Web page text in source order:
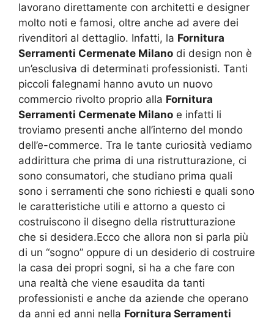
lavorano direttamente con architetti e designer
molto noti e famosi, oltre anche ad avere dei
rivenditori al dettaglio. Infatti, la Fornitura
Serramenti Cermenate Milano di design non è
un’esclusiva di determinati professionisti. Tanti
piccoli falegnami hanno avuto un nuovo
commercio rivolto proprio alla Fornitura
Serramenti Cermenate Milano e infatti li
troviamo presenti anche all’interno del mondo
dell’e-commerce. Tra le tante curiosità vediamo
addirittura che prima di una ristrutturazione, ci
sono consumatori, che studiano prima quali
sono i serramenti che sono richiesti e quali sono
le caratteristiche utili e attorno a questo ci
costruiscono il disegno della ristrutturazione
che si desidera.Ecco che allora non si parla più
di un “sogno” oppure di un desiderio di costruire
la casa dei propri sogni, si ha a che fare con
una realtà che viene esaudita da tanti
professionisti e anche da aziende che operano
da anni ed anni nella Fornitura Serramenti